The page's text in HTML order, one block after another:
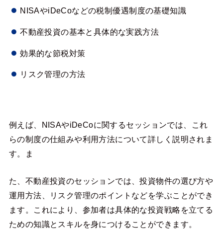
NISAやiDeCoなどの税制優遇制度の基礎知識
不動産投資の基本と具体的な実践方法
効果的な節税対策
リスク管理の方法
例えば、NISAやiDeCoに関するセッションでは、これ
らの制度の仕組みや利用方法について詳しく説明されま
す。ま
た、不動産投資のセッションでは、投資物件の選び方や
運用方法、リスク管理のポイントなどを学ぶことができ
ます。これにより、参加者は具体的な投資戦略を立てる
ための知識とスキルを身につけることができます。